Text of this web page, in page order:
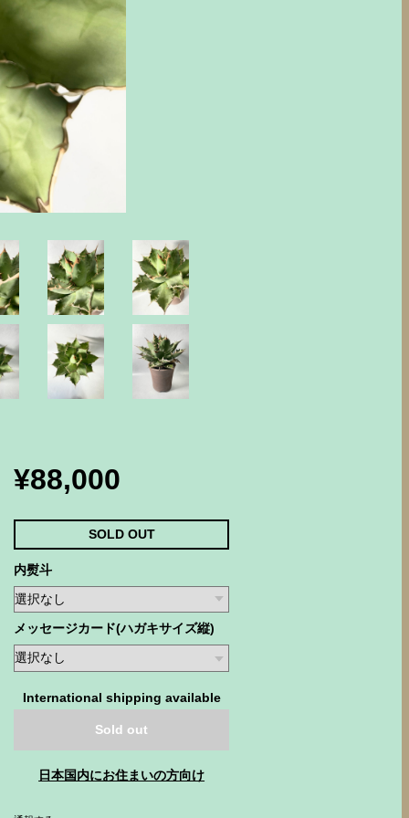
¥88,000
SOLD OUT
内熨斗
メッセージカード(ハガキサイズ縦)
International shipping available
Sold out
日本国内にお住まいの方向け